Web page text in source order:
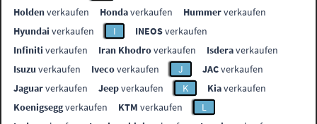
Holdenverkaufen Hondaverkaufen Hummerverkaufen
Hyundai verkaufen I INEOSverkaufen
Infiniti verkaufen Iran Khodroverkaufen Isderaverkaufen
Isuzu verkaufen Ivecoverkaufen J JACverkaufen
Jaguarverkaufen Jeepverkaufen K Kiaverkaufen
Koenigseggverkaufen KTM verkaufen
L